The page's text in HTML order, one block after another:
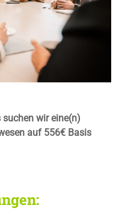
wir eine(n)
auf 556€ Basis